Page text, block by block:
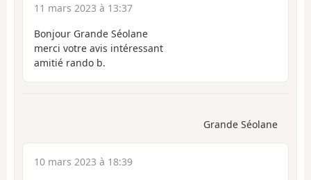
11 mars 2023 à 13:37
Bonjour Grande Séolane
merci votre avis intéressant
amitié rando b.
Grande Séolane
10 mars 2023 à 18:39